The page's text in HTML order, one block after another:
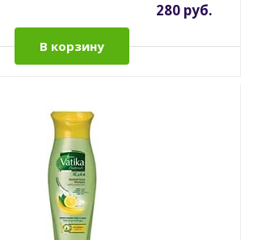
280 руб.
В корзину